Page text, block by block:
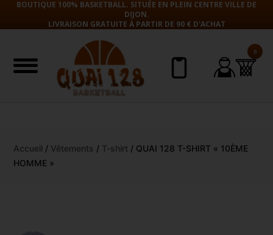
contenu
BOUTIQUE 100% BASKETBALL. SITUÉE EN PLEIN CENTRE VILLE DE
DIJON.
LIVRAISON GRATUITE À PARTIR DE 90 € D'ACHAT
0
Accueil / Vêtements / T-shirt / QUAI 128 T-SHIRT « 10ÈME
HOMME »